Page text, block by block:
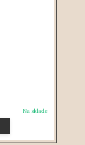
Na sklade